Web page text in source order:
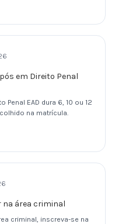
em Direito Penal
Penal EAD dura 6, 10 ou 12
na matrícula.
na área criminal
criminal, inscreva-se na